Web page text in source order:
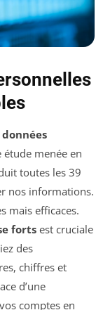
données
étude menée en
toutes les 39
nos informations.
mais efficaces.
forts est cruciale
des
chiffres et
d’une
comptes en